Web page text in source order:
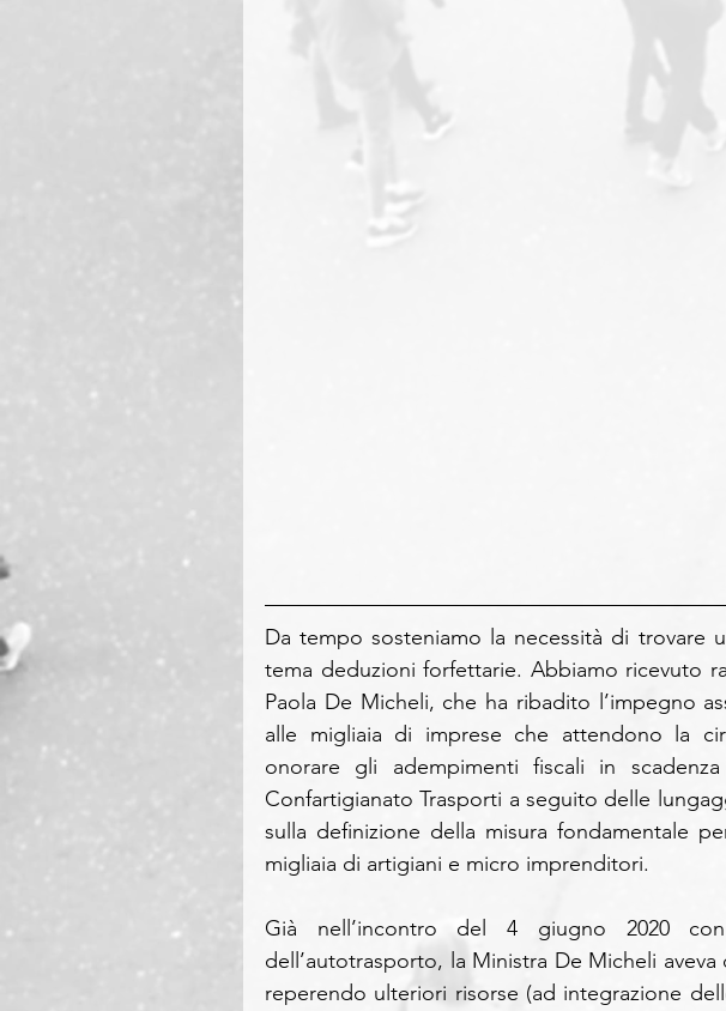
Da tempo sosteniamo la necessità di trovare
tema deduzioni forfettarie. Abbiamo ricevuto
Paola De Micheli, che ha ribadito l’impegno
alle migliaia di imprese che attendono la
onorare gli adempimenti fiscali in
Confartigianato Trasporti a seguito delle
sulla definizione della misura fondamentale
migliaia di artigiani e micro imprenditori.
Già nell’incontro del 4 giugno 2020
dell’autotrasporto, la Ministra De Micheli
reperendo ulteriori risorse (ad integrazione